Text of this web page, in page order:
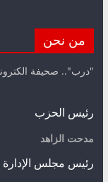
من نحن
"درب".. صحيفة
رئيس الحزب
مدحت الزاهد
رئيس مجلس الإدارة